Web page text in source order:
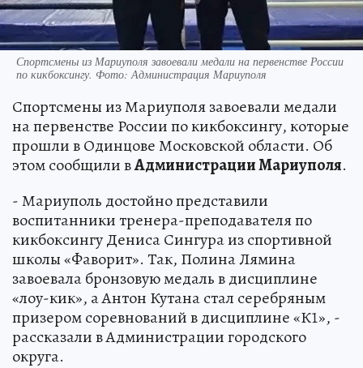
Спортсмены из Мариуполя завоевали медали на первенстве России
по кикбоксингу. Фото: Администрация Мариуполя
Спортсмены из Мариуполя завоевали медали
на первенстве России по кикбоксингу, которые
прошли в Одинцове Московской области. Об
этом сообщили вАдминистрации Мариуполя.
- Мариуполь достойно представили
воспитанники тренера-преподавателя по
кикбоксингу Дениса Сингура из спортивной
школы «Фаворит». Так, Полина Лямина
завоевала бронзовую медаль в дисциплине
«лоу-кик», а Антон Кутана стал серебряным
призером соревнований в дисциплине «К1», -
рассказали в Администрации городского
округа.